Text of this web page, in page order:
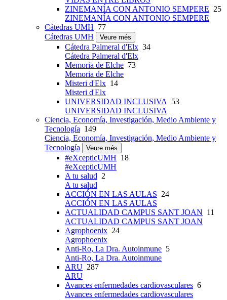
ZINEMANÍA CON ANTONIO SEMPERE 25
ZINEMANÍA CON ANTONIO SEMPERE
Cátedras UMH 77
Cátedras UMH
Veure més
Cátedra Palmeral d'Elx 34
Cátedra Palmeral d'Elx
Memoria de Elche 73
Memoria de Elche
Misteri d'Elx 14
Misteri d'Elx
UNIVERSIDAD INCLUSIVA
53
UNIVERSIDAD INCLUSIVA
Ciencia, Economía, Investigación, Medio Ambiente y
Tecnología 149
Ciencia, Economía, Investigación, Medio Ambiente y
Tecnología
Veure més
#eXcepticUMH 18
#eXcepticUMH
A tu salud 2
A tu salud
ACCIÓN EN LAS AULAS 24
ACCIÓN EN LAS AULAS
ACTUALIDAD CAMPUS SANT JOAN 11
ACTUALIDAD CAMPUS SANT JOAN
Agrophoenix 24
Agrophoenix
Anti-Ro, La Dra. Autoinmune 5
Anti-Ro, La Dra. Autoinmune
ARU 287
ARU
Avances enfermedades cardiovasculares 6
Avances enfermedades cardiovasculares